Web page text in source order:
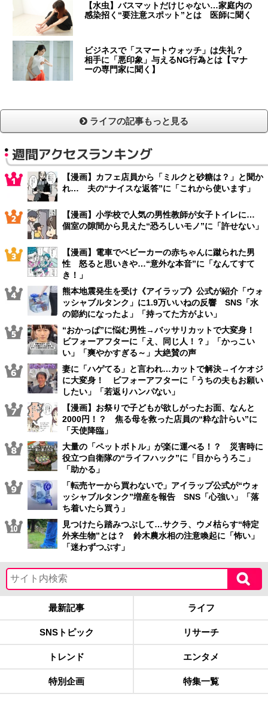
【水虫】バスマットだけじゃない…家庭内の
感染招く“要注意スポット”とは 医師に聞く
ビジネスで「スマートウォッチ」は失礼？
相手に「悪印象」与えるNG行為とは【マナ
ーの専門家に聞く】
ライフの記事もっと見る
週間アクセスランキング
【漫画】カフェ店員から「ミルクと砂糖は？」と聞か
れ… 夫の“ナイスな返答”に「これから使います」
【漫画】小学校で人気の男性教師が女子トイレに…
個室の隙間から見えた“恐ろしいモノ”に「許せない」
【漫画】電車でベビーカーの赤ちゃんに蹴られた男
性 怒ると思いきや…“意外な本音”に「なんてすて
き！」
熊本地震発生を受け《アイラップ》公式が紹介「ウォ
ッシャブルタンク」に1.9万いいねの反響 SNS「水
の節約になったよ」「持ってた方がよい」
“おかっぱ”に悩む男性→バッサリカットで大変身！
ビフォーアフターに「え、同じ人！？」「かっこい
い」「爽やかすぎる～」大絶賛の声
妻に「ハゲてる」と言われ…カットで解決→イケオジ
に大変身！ ビフォーアフターに「うちの夫もお願い
したい」「若返りハンパない」
【漫画】お祭りで子どもが欲しがったお面、なんと
2000円！？ 焦る母を救った店員の“粋な計らい”に
「天使降臨」
大量の「ペットボトル」が楽に運べる！？ 災害時に
役立つ自衛隊の“ライフハック”に「目からうろこ」
「助かる」
「転売ヤーから買わないで」アイラップ公式が“ウォ
ッシャブルタンク”増産を報告 SNS「心強い」「落
ち着いたら買う」
見つけたら踏みつぶして…サクラ、ウメ枯らす“特定
外来生物”とは？ 鈴木農水相の注意喚起に「怖い」
「迷わずつぶす」
最新記事 ライフ
SNSトピック リサーチ
トレンド エンタメ
特別企画 特集一覧